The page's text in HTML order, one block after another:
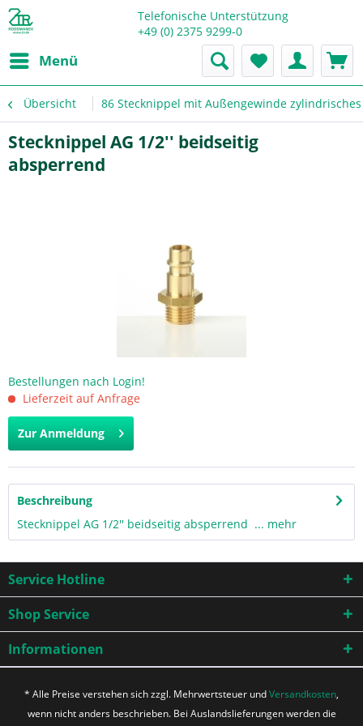
Telefonische Unterstützung
+49 (0) 2375 9299-0
Menü
Übersicht 86 Stecknippel mit Außengewinde
Stecknippel AG 1/2'' beidseitig
absperrend
Bestellungen nach Login!
Lieferzeit auf Anfrage
Zur Anmeldung
Beschreibung
Stecknippel AG 1/2'' beidseitig absperrend ... mehr
Service Hotline
Shop Service
Informationen
* Alle Preise verstehen sich zzgl. Mehrwertsteuer undVersandkosten,
wenn nicht anders beschrieben. Bei Auslandslieferungen werden die